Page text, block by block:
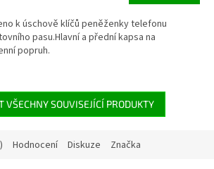
k úschově klíčů peněženky telefonu
pasu.Hlavní a přední kapsa na
popruh.
VŠECHNY SOUVISEJÍCÍ PRODUKTY
Hodnocení Diskuze Značka